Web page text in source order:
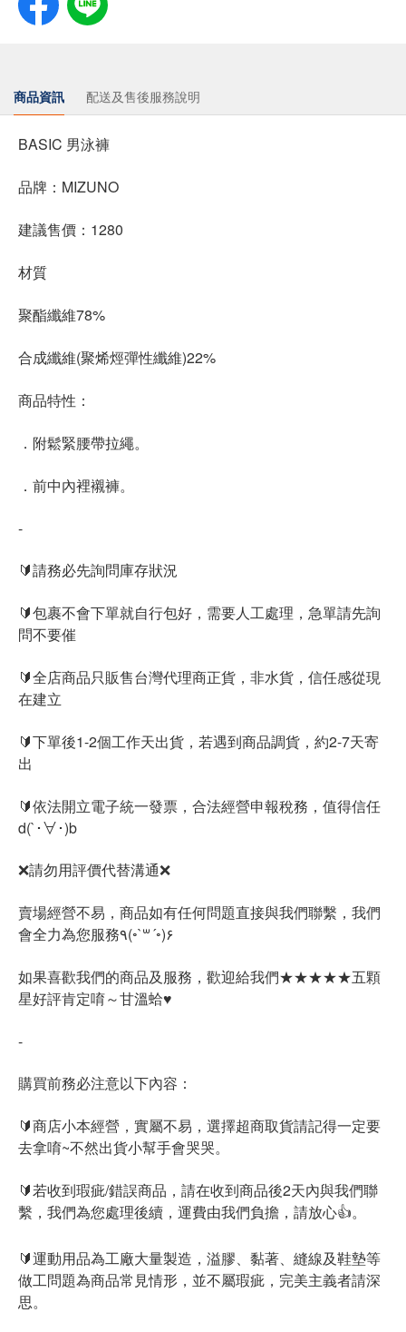
商品資訊 配送及售後服務說明
BASIC 男泳褲
品牌：MIZUNO
建議售價：1280
材質
聚酯纖維78%
合成纖維(聚烯烴彈性纖維)22%
商品特性：
．附鬆緊腰帶拉繩。
．前中內裡襯褲。
-
🔰請務必先詢問庫存狀況
🔰包裹不會下單就自行包好，需要人工處理，急單請先詢
問不要催
🔰全店商品只販售台灣代理商正貨，非水貨，信任感從現
在建立
🔰下單後1-2個工作天出貨，若遇到商品調貨，約2-7天寄
出
🔰依法開立電子統一發票，合法經營申報稅務，值得信任
d(`･∀･)b
❌請勿用評價代替溝通❌
賣場經營不易，商品如有任何問題直接與我們聯繫，我們
會全力為您服務٩(◦`꒳´◦)۶
如果喜歡我們的商品及服務，歡迎給我們★★★★★五顆
星好評肯定唷～甘溫蛤♥
-
購買前務必注意以下內容：
🔰商店小本經營，實屬不易，選擇超商取貨請記得一定要
去拿唷~不然出貨小幫手會哭哭。
🔰若收到瑕疵/錯誤商品，請在收到商品後2天內與我們聯
繫，我們為您處理後續，運費由我們負擔，請放心👍。
🔰運動用品為工廠大量製造，溢膠、黏著、縫線及鞋墊等
做工問題為商品常見情形，並不屬瑕疵，完美主義者請深
思。